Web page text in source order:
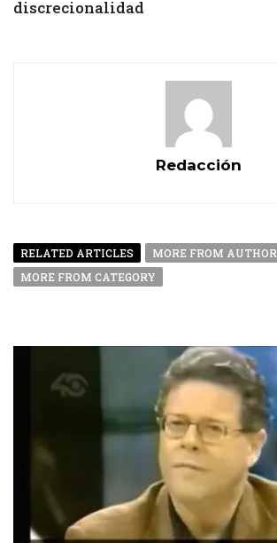
discrecionalidad
Redacción
RELATED ARTICLES
MORE FROM AUTHOR
MORE FROM CATEGORY